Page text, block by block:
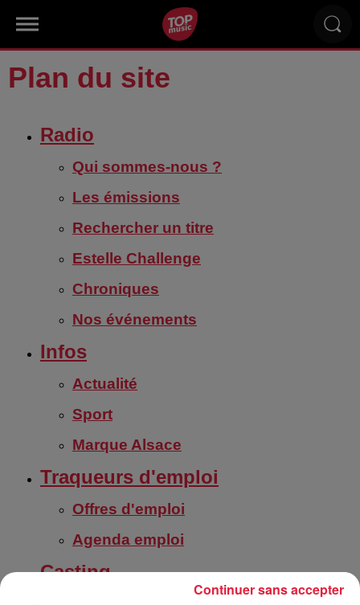
Plan du site
Radio
Qui sommes-nous ?
Les émissions
Rechercher un titre
Estelle Challenge
Chroniques
Nos événements
Infos
Actualité
Sport
Marque Alsace
Traqueurs d'emploi
Offres d'emploi
Agenda emploi
Casting
Continuer sans accepter